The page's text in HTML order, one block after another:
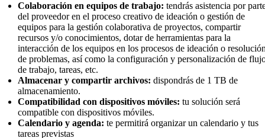
Colaboración en equipos de trabajo: tendrás asistencia por
del proveedor en el proceso creativo de ideación o gestión de
equipos para la gestión colaborativa de proyectos, compartir
recursos y/o conocimientos, dotar de herramientas para la
interacción de los equipos en los procesos de ideación o
de problemas, así como la configuración y personalización de
de trabajo, tareas, etc.
Almacenar y compartir archivos: dispondrás de 1 TB de
almacenamiento.
Compatibilidad con dispositivos móviles: tu solución será
compatible con dispositivos móviles.
Calendario y agenda: te permitirá organizar un calendario y tus
tareas previstas